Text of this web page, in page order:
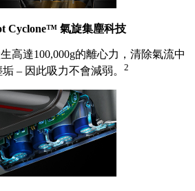
Cyclone™ 氣旋集塵科技
高達100,000g的離心力，清除氣流中
垢 – 因此吸力不會減弱。 2